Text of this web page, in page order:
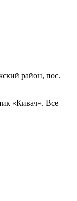
район, пос.
«Кивач». Все